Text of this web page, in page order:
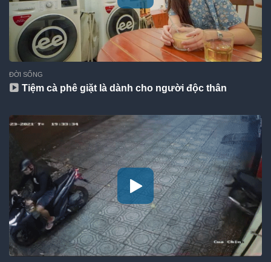
ĐỜI SỐNG
Tiệm cà phê giặt là dành cho người độc thân